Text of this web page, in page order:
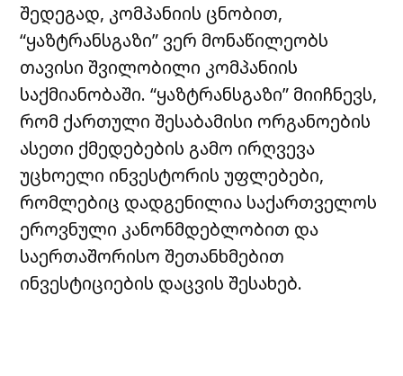
შედეგად, კომპანიის ცნობით,
“ყაზტრანსგაზი” ვერ მონაწილეობს
თავისი შვილობილი კომპანიის
საქმიანობაში. “ყაზტრანსგაზი” მიიჩნევს,
რომ ქართული შესაბამისი ორგანოების
ასეთი ქმედებების გამო ირღვევა
უცხოელი ინვესტორის უფლებები,
რომლებიც დადგენილია საქართველოს
ეროვნული კანონმდებლობით და
საერთაშორისო შეთანხმებით
ინვესტიციების დაცვის შესახებ.